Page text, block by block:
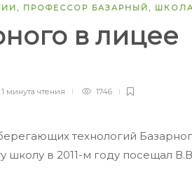
, ПРОФЕССОР БАЗАРНЫЙ,
в лицее
1 минута чтения 1746
технологий
школу в 2011-м году посещал